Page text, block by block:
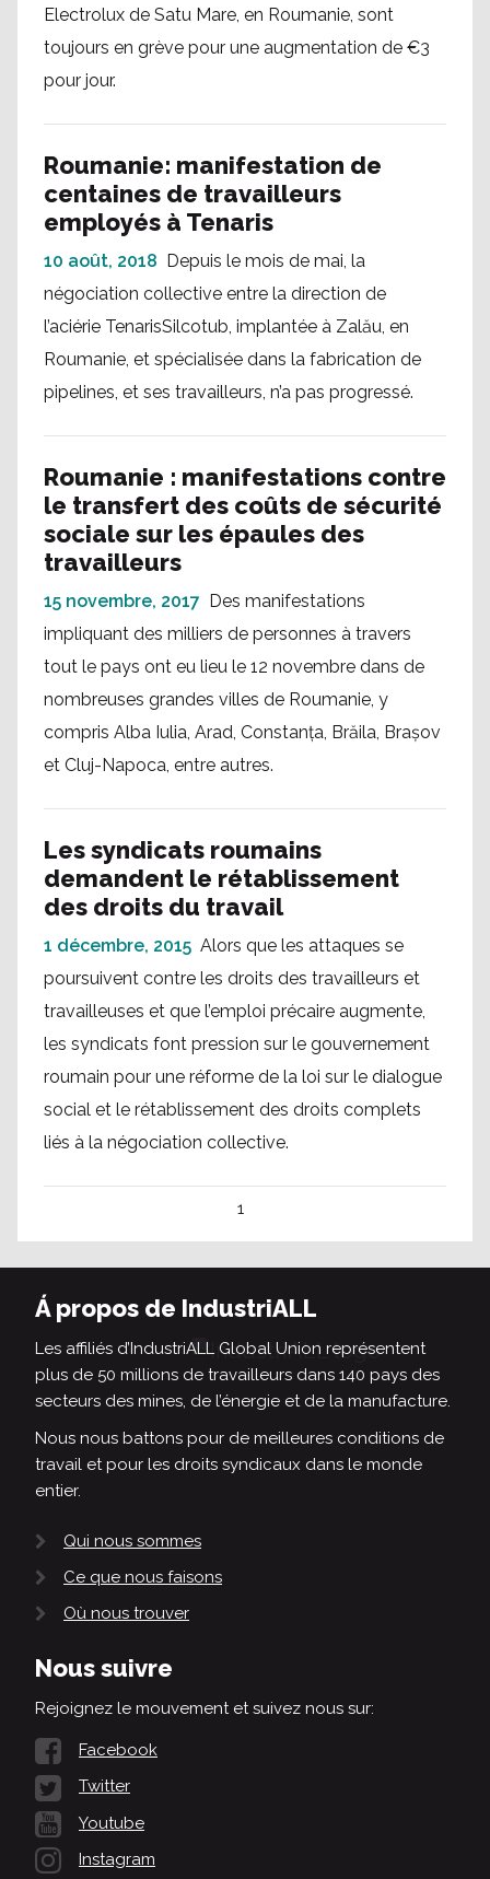
Electrolux de Satu Mare, en Roumanie, sont
toujours en grève pour une augmentation de €3
pour jour.
Roumanie: manifestation de
centaines de travailleurs
employés à Tenaris
10 août, 2018 Depuis le mois de mai, la
négociation collective entre la direction de
l’aciérie TenarisSilcotub, implantée à Zalău, en
Roumanie, et spécialisée dans la fabrication de
pipelines, et ses travailleurs, n’a pas progressé.
Roumanie : manifestations contre
le transfert des coûts de sécurité
sociale sur les épaules des
travailleurs
15 novembre, 2017 Des manifestations
impliquant des milliers de personnes à travers
tout le pays ont eu lieu le 12 novembre dans de
nombreuses grandes villes de Roumanie, y
compris Alba Iulia, Arad, Constanța, Brăila, Brașov
et Cluj-Napoca, entre autres.
Les syndicats roumains
demandent le rétablissement
des droits du travail
1 décembre, 2015 Alors que les attaques se
poursuivent contre les droits des travailleurs et
travailleuses et que l’emploi précaire augmente,
les syndicats font pression sur le gouvernement
roumain pour une réforme de la loi sur le dialogue
social et le rétablissement des droits complets
liés à la négociation collective.
1
Á propos de IndustriALL
Les affiliés d’IndustriALL Global Union représentent
plus de 50 millions de travailleurs dans 140 pays des
secteurs des mines, de l’énergie et de la manufacture.
Nous nous battons pour de meilleures conditions de
travail et pour les droits syndicaux dans le monde
entier.
Qui nous sommes
Ce que nous faisons
Où nous trouver
Nous suivre
Rejoignez le mouvement et suivez nous sur:
Facebook
Twitter
Youtube
Instagram